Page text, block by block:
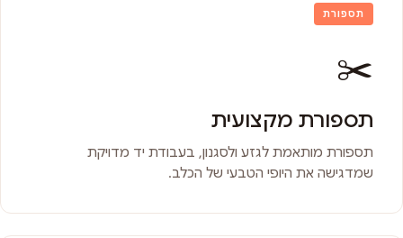
תספורת
✂️
תספורת מקצועית
תספורת מותאמת לגזע ולסגנון, בעבודת יד מדויקת
שמדגישה את היופי הטבעי של הכלב.